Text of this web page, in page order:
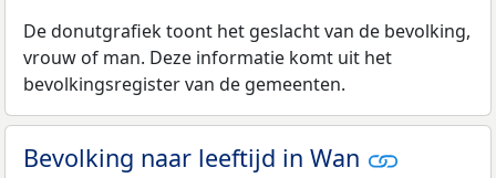
De donutgrafiek toont het geslacht van de bevolking,
vrouw of man. Deze informatie komt uit het
bevolkingsregister van de gemeenten.
Bevolking naar leeftijd in Wan